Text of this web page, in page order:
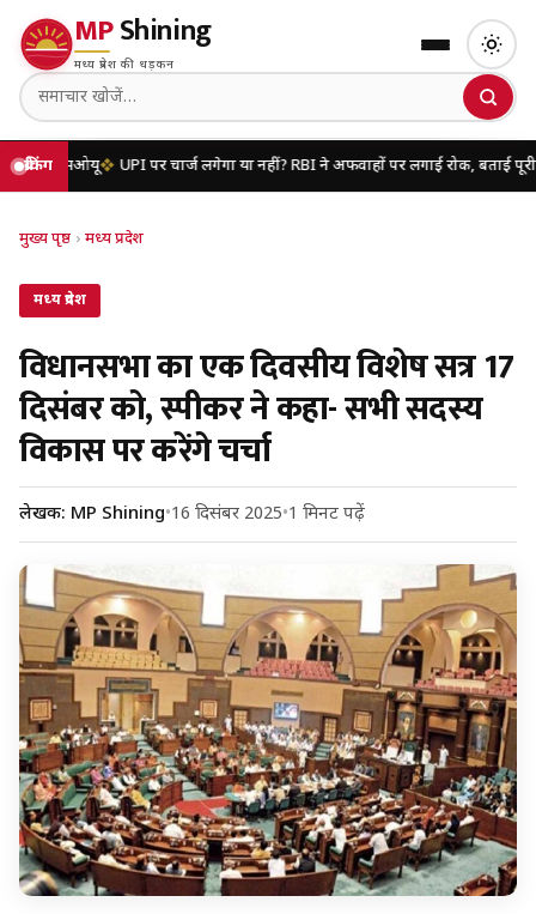
MPShining
मध्य प्रदेश की धड़कन
ब्रेकिंगUPI पर चार्ज लगेगा या नहीं? RBI ने अफवाहों पर लगाई रोक, बताई पूरी सच्चाई
मुख्य पृष्ठ › मध्य प्रदेश
मध्य प्रदेश
विधानसभा का एक दिवसीय विशेष सत्र 17
दिसंबर को, स्पीकर ने कहा- सभी सदस्य
विकास पर करेंगे चर्चा
लेखक: MP Shining•16 दिसंबर 2025•1 मिनट पढ़ें